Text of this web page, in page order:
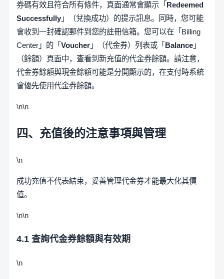
券碼有效且符合所有條件，頁面通常會顯示「 Redeemed
Successfully 」（兌換成功）的提示訊息。同時，您可能
會收到一封確認郵件到您的註冊信箱。您可以在「Billing
Center」的「Voucher 」（代金券）列表或「 Balance 」
（餘額）頁面中，查看到新充值的代金券餘額。請注意，
代金券餘額與現金餘額可能是分開顯示的，在支付時系統
會優先使用代金券餘額。
\n\n
四、充值後的注意事項與管理
\n
成功充值不代表結束，妥善管理代金券才能最大化其價
值。
\n\n
4.1 查詢代金券餘額與有效期
\n